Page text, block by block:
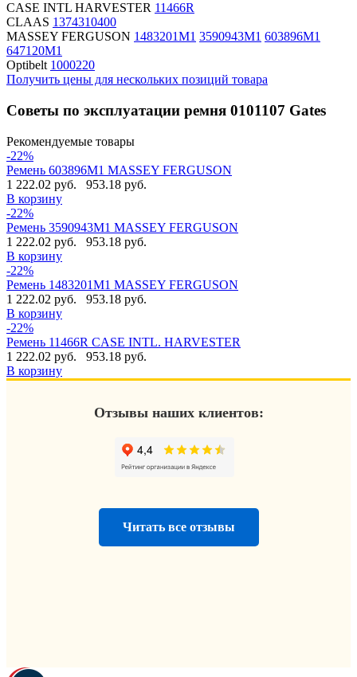
CASE INTL HARVESTER 11466R
CLAAS 1374310400
MASSEY FERGUSON 1483201M1 3590943M1 603896M1
647120M1
Optibelt 1000220
Получить цены для нескольких позиций товара
Советы по эксплуатации ремня 0101107 Gates
Рекомендуемые товары
-22%
Ремень 603896M1 MASSEY FERGUSON
1 222.02 руб.
953.18 руб.
В корзину
-22%
Ремень 3590943M1 MASSEY FERGUSON
1 222.02 руб.
953.18 руб.
В корзину
-22%
Ремень 1483201M1 MASSEY FERGUSON
1 222.02 руб.
953.18 руб.
В корзину
-22%
Ремень 11466R CASE INTL. HARVESTER
1 222.02 руб.
953.18 руб.
В корзину
Отзывы наших клиентов:
Читать все отзывы